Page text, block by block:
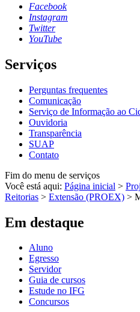
Facebook
Instagram
Twitter
YouTube
Serviços
Perguntas frequentes
Comunicação
Serviço de Informação ao
Ouvidoria
Transparência
SUAP
Contato
Fim do menu de serviços
Você está aqui: Página inicial >
Reitorias > Extensão (PROEX) >
Em destaque
Aluno
Egresso
Servidor
Guia de cursos
Estude no IFG
Concursos